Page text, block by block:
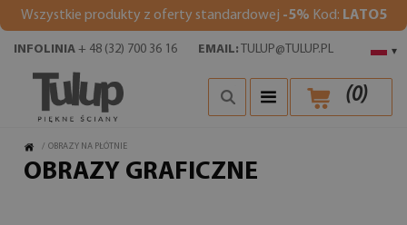
Wszystkie produkty z oferty standardowej -5% Kod: LATO5
▾
INFOLINIA + 48 (32) 700 36 16 EMAIL: TULUP@TULUP.PL
(0)
/ OBRAZY NA PŁÓTNIE
OBRAZY GRAFICZNE